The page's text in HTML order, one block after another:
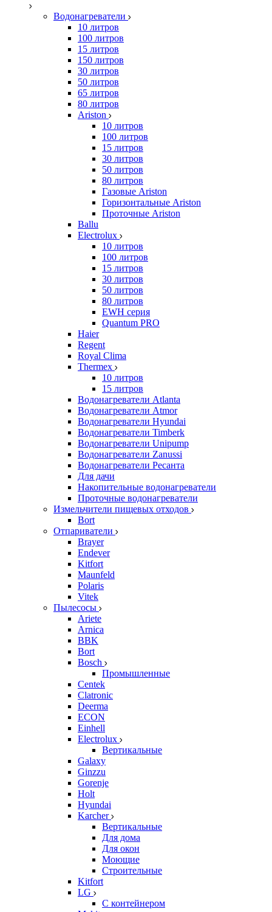
Водонагреватели
10 литров
100 литров
15 литров
150 литров
30 литров
50 литров
65 литров
80 литров
Ariston
10 литров
100 литров
15 литров
30 литров
50 литров
80 литров
Газовые Ariston
Горизонтальные Ariston
Проточные Ariston
Ballu
Electrolux
10 литров
100 литров
15 литров
30 литров
50 литров
80 литров
EWH серия
Quantum PRO
Haier
Regent
Royal Clima
Thermex
10 литров
15 литров
Водонагреватели Atlanta
Водонагреватели Atmor
Водонагреватели Hyundai
Водонагреватели Timberk
Водонагреватели Unipump
Водонагреватели Zanussi
Водонагреватели Ресанта
Для дачи
Накопительные водонагреватели
Проточные водонагреватели
Измельчители пищевых отходов
Bort
Отпариватели
Brayer
Endever
Kitfort
Maunfeld
Polaris
Vitek
Пылесосы
Ariete
Arnica
BBK
Bort
Bosch
Промышленные
Centek
Clatronic
Deerma
ECON
Einhell
Electrolux
Вертикальные
Galaxy
Ginzzu
Gorenje
Holt
Hyundai
Karcher
Вертикальные
Для дома
Для окон
Моющие
Строительные
Kitfort
LG
С контейнером